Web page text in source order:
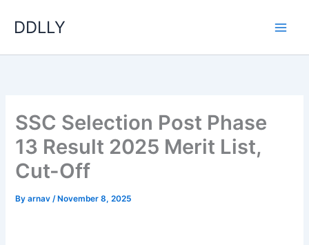
DDLLY
SSC Selection Post Phase
13 Result 2025 Merit List,
Cut-Off
Byarnav/ November 8, 2025